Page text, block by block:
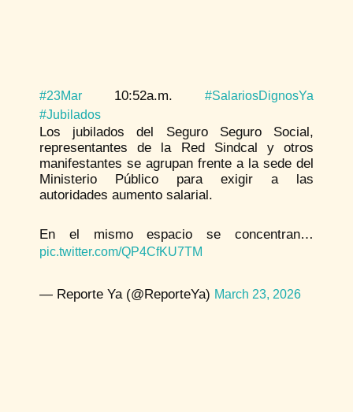
#23Mar 10:52a.m. #SalariosDignosYa
#Jubilados
Los jubilados del Seguro Seguro Social,
representantes de la Red Sindcal y otros
manifestantes se agrupan frente a la sede del
Ministerio Público para exigir a las
autoridades aumento salarial.
En el mismo espacio se concentran…
pic.twitter.com/QP4CfKU7TM
— Reporte Ya (@ReporteYa) March 23, 2026